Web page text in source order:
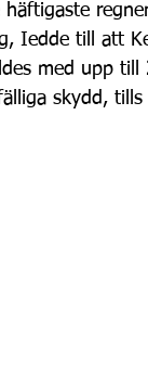
häftigaste
Iedde till att
med upp till
skydd,